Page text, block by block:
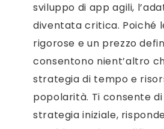
sviluppo di app agili,
diventata critica. Poiché
rigorose e un prezzo
consentono nient’altro
strategia di tempo e
popolarità. Ti consente
strategia iniziale,